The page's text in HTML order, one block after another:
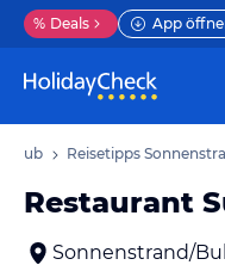
% Deals App
Reisetipps
Restaurant
Sonnenstrand/